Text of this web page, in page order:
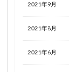
2021年9月
2021年8月
2021年6月